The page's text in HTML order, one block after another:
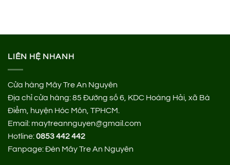
LIÊN HỆ NHANH
Cửa hàng Mây Tre An Nguyên
Địa chỉ cửa hàng:85 Đường số 6, KDC Hoàng Hải, xã Bà
Điểm, huyện Hóc Môn, TPHCM.
Email: maytreannguyen@gmail.com
Hotline:0853 442 442
Fanpage:Đèn Mây Tre An Nguyên